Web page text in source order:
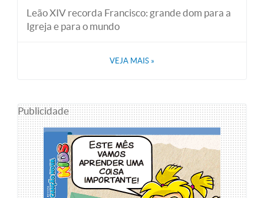
Leão XIV recorda Francisco: grande dom para a
Igreja e para o mundo
VEJA MAIS »
Publicidade